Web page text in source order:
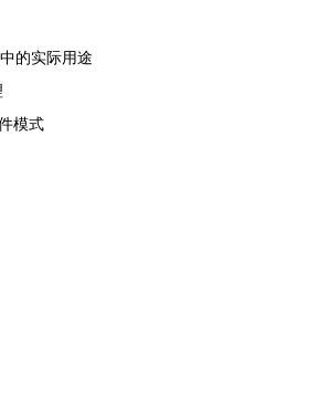
的实际用途
模式